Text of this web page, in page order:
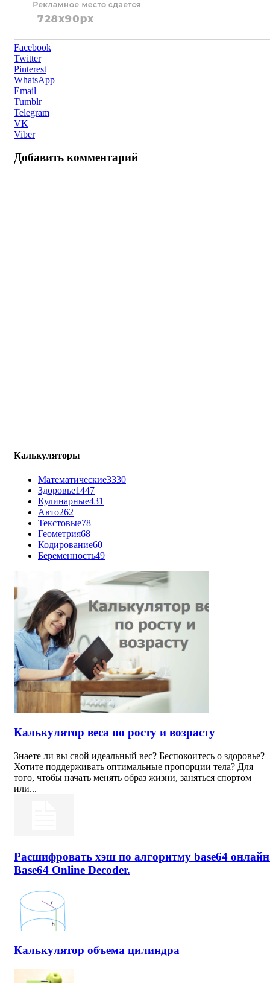
Facebook
Twitter
Pinterest
WhatsApp
Email
Tumblr
Telegram
VK
Viber
Добавить комментарий
Калькуляторы
Математические3330
Здоровье1447
Кулинарные431
Авто262
Текстовые78
Геометрия68
Кодирование60
Беременность49
Калькулятор веса по росту и возрасту
Знаете ли вы свой идеальный вес? Беспокоитесь о здоровье?
Хотите поддерживать оптимальные пропорции тела? Для
того, чтобы начать менять образ жизни, заняться спортом
или...
Расшифровать хэш по алгоритму base64
Base64 Online Decoder.
Калькулятор объема цилиндра